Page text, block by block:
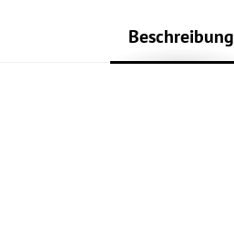
Beschreibung